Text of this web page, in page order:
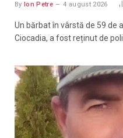
By Ion Petre 4 august 2026
Un bărbat în vârstă de 59 de
Ciocadia, a fost reținut de